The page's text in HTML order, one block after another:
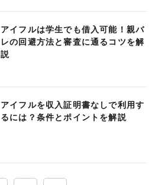
アイフルは学生でも借入可能！親バ
レの回避方法と審査に通るコツを解
説
アイフルを収入証明書なしで利用す
るには？条件とポイントを解説